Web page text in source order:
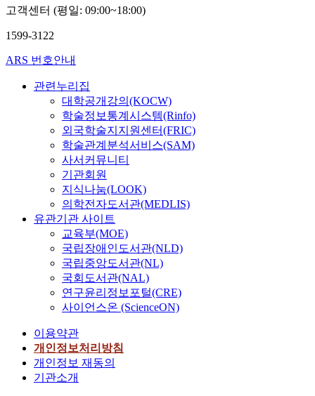
고객센터 (평일: 09:00~18:00)
1599-3122
ARS 번호안내
관련누리집
대학공개강의(KOCW)
학술정보통계시스템(Rinfo)
외국학술지지원센터(FRIC)
학술관계분석서비스(SAM)
사서커뮤니티
기관회원
지식나눔(LOOK)
의학전자도서관(MEDLIS)
유관기관 사이트
교육부(MOE)
국립장애인도서관(NLD)
국립중앙도서관(NL)
국회도서관(NAL)
연구윤리정보포털(CRE)
사이언스온 (ScienceON)
이용약관
개인정보처리방침
개인정보 재동의
기관소개